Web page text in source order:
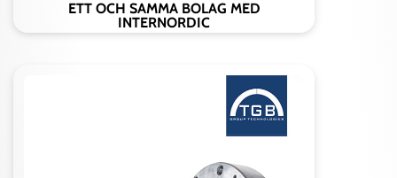
ETT OCH SAMMA BOLAG MED
INTERNORDIC